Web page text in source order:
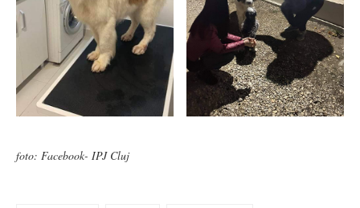
foto: Facebook- IPJ Cluj